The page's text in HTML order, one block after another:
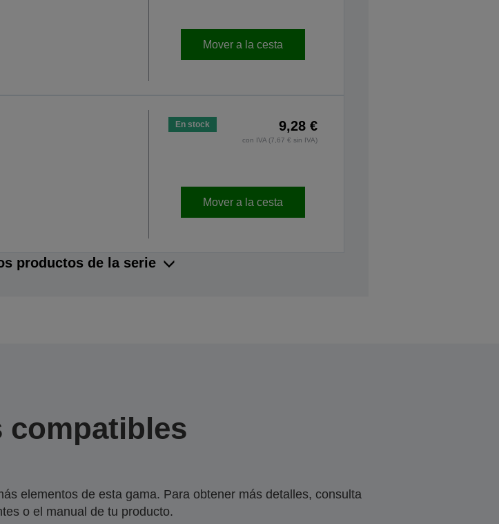
Mover a la cesta
En stock 9,28 €
con IVA (7,67 € sin IVA)
Mover a la cesta
productos de la serie
compatibles
elementos de esta gama. Para obtener más detalles, consulta
o el manual de tu producto.